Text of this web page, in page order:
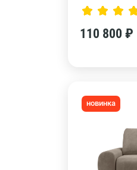
110 800 ₽
новинка